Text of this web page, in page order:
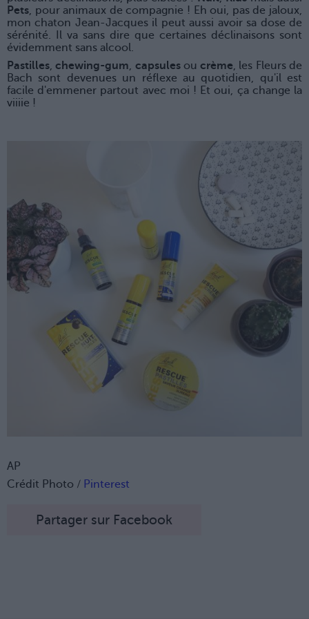
Pets, pour animaux de compagnie ! Eh oui, pas de jaloux,
mon chaton Jean-Jacques il peut aussi avoir sa dose de
sérénité. Il va sans dire que certaines déclinaisons sont
évidemment sans alcool.
Pastilles,chewing-gum, capsulesoucrème, les Fleurs de
Bach sont devenues un réflexe au quotidien, qu'il est
facile d'emmener partout avec moi ! Et oui, ça change la
viiiie !
AP
Crédit Photo / Pinterest
Partager sur Facebook